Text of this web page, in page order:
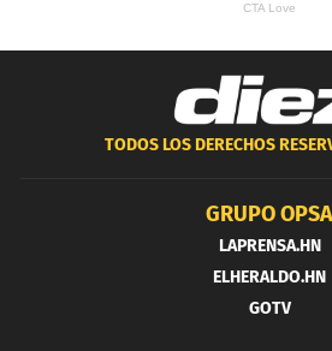
TODOS LOS DERECHOS
GRUPO OPSA
LAPRENSA.HN
ELHERALDO.HN
GOTV